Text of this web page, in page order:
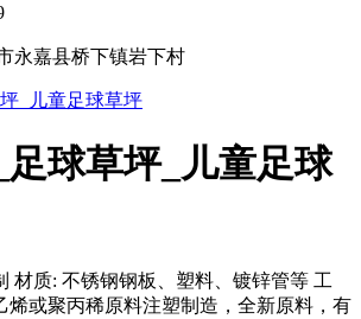
永嘉县桥下镇岩下村
球草坪_儿童足球
材质: 不锈钢钢板、塑料、镀锌管等 工
烯或聚丙稀原料注塑制造，全新原料，有